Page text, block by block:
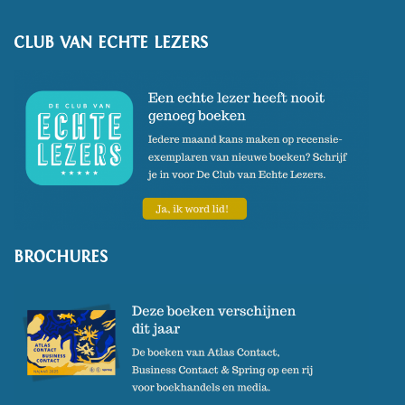
ontving zij de Gouden
CLUB VAN ECHTE LEZERS
BROCHURES